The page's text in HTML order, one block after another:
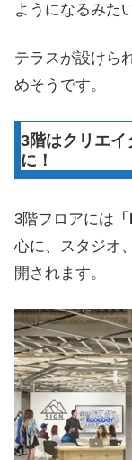
ようになるみた
テラスが設けら
めそうです。
3階はクリエイ
に！
3階フロアには
心に、スタジオ
開されます。